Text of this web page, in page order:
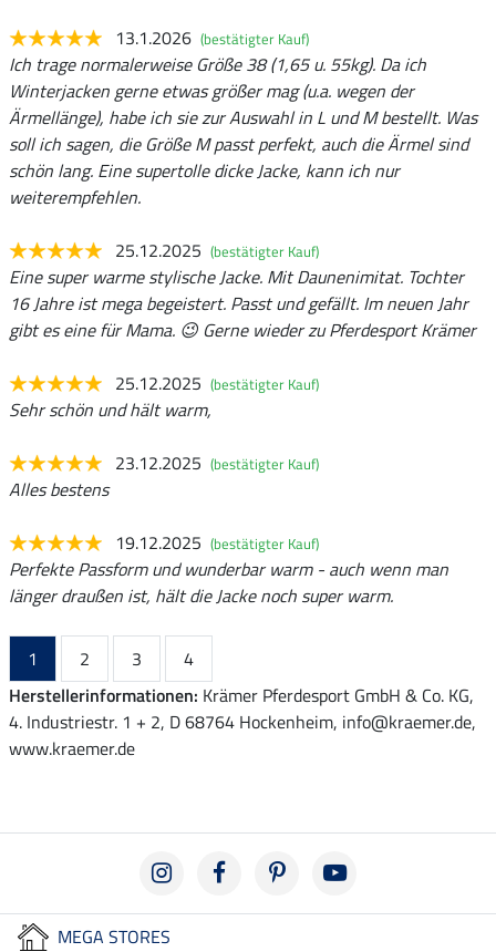
13.1.2026 (bestätigter Kauf)
Ich trage normalerweise Größe 38 (1,65 u. 55kg). Da ich
Winterjacken gerne etwas größer mag (u.a. wegen der
Ärmellänge), habe ich sie zur Auswahl in L und M bestellt. Was
soll ich sagen, die Größe M passt perfekt, auch die Ärmel sind
schön lang. Eine supertolle dicke Jacke, kann ich nur
weiterempfehlen.
25.12.2025 (bestätigter Kauf)
Eine super warme stylische Jacke. Mit Daunenimitat. Tochter
16 Jahre ist mega begeistert. Passt und gefällt. Im neuen Jahr
gibt es eine für Mama. 😉 Gerne wieder zu Pferdesport Krämer
25.12.2025 (bestätigter Kauf)
Sehr schön und hält warm,
23.12.2025 (bestätigter Kauf)
Alles bestens
19.12.2025 (bestätigter Kauf)
Perfekte Passform und wunderbar warm - auch wenn man
länger draußen ist, hält die Jacke noch super warm.
1 2 3
4
Herstellerinformationen: Krämer Pferdesport GmbH & Co. KG,
4. Industriestr. 1 + 2, D 68764 Hockenheim, info@kraemer.de,
www.kraemer.de
MEGA STORES